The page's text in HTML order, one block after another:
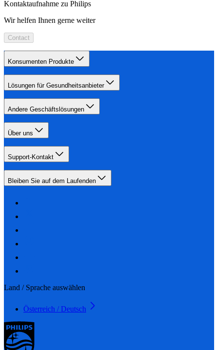
Kontaktaufnahme zu Philips
Wir helfen Ihnen gerne weiter
Contact
Konsumenten Produkte
Lösungen für Gesundheitsanbieter
Andere Geschäftslösungen
Über uns
Support-Kontakt
Bleiben Sie auf dem Laufenden
Land / Sprache auswählen
Österreich / Deutsch